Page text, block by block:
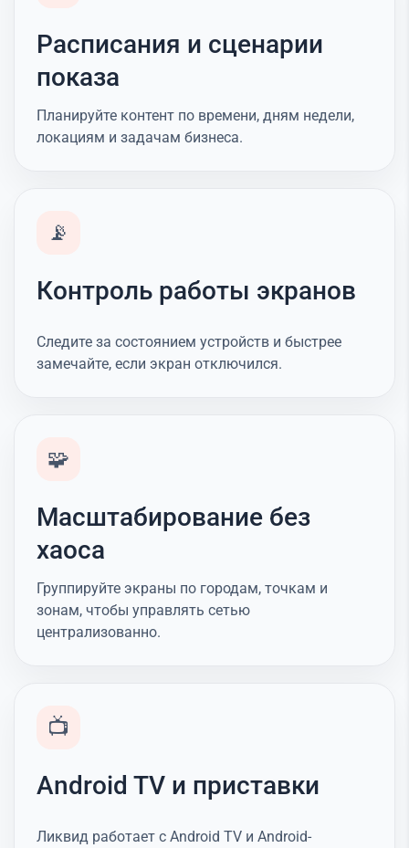
Расписания и сценарии
показа
Планируйте контент по времени, дням недели,
локациям и задачам бизнеса.
📡
Контроль работы экранов
Следите за состоянием устройств и быстрее
замечайте, если экран отключился.
🧩
Масштабирование без
хаоса
Группируйте экраны по городам, точкам и
зонам, чтобы управлять сетью
централизованно.
📺
Android TV и приставки
Ликвид работает с Android TV и Android-